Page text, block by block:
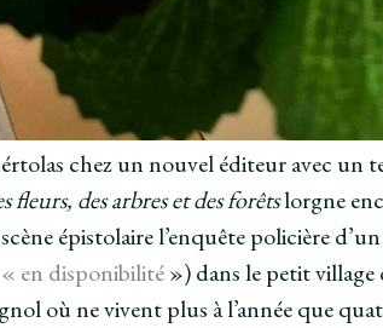
chez un nouvel éditeur avec un
fleurs, des arbres et des forêtslorgne
épistolaire l’enquête policière
en disponibilité») dans le petit village
où ne vivent plus à l’année que